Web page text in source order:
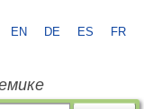
EN DE ES FR